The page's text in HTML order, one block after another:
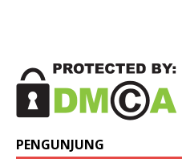
PENGUNJUNG